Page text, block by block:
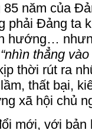
năm của
phải Đảng ta
hướng…
“nhìn thẳng
thời rút ra
thất bại,
xã hội chủ
mới, với bản